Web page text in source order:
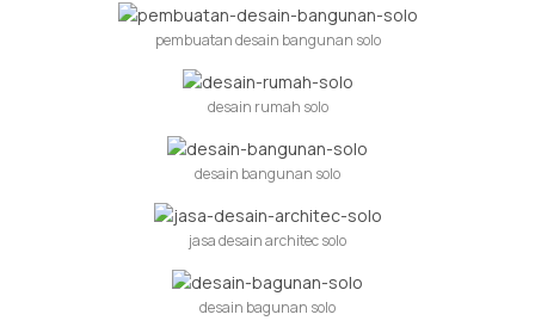
pembuatan desain bangunan solo
desain rumah solo
desain bangunan solo
jasa desain architec solo
desain bagunan solo